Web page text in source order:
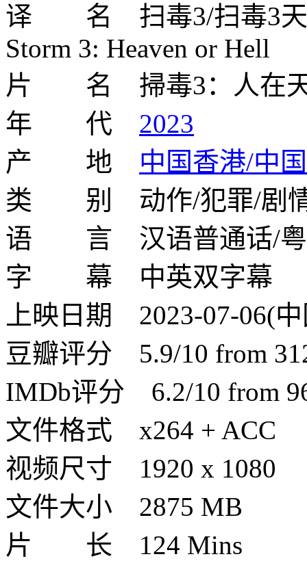
译 名 扫毒3/扫毒3天
Storm 3: Heaven or Hell
片 名 掃毒3：人在
年 代 2023
产 地 中国香港/中
类 别 动作/犯罪/剧
语 言 汉语普通话/粤
字 幕 中英双字幕
上映日期 2023-07-06(
豆瓣评分 5.9/10 from
IMDb评分 6.2/10 from
文件格式 x264 + ACC
视频尺寸 1920 x 1080
文件大小 2875 MB
片 长 124 Mins